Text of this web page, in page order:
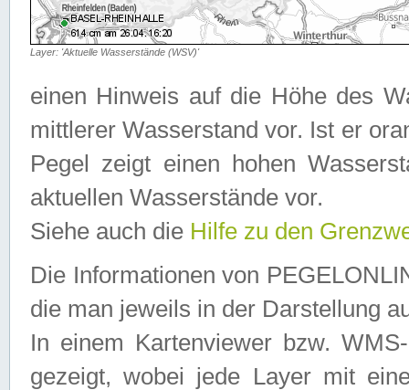
Layer: 'Aktuelle Wasserstände (WSV)'
einen Hinweis auf die Höhe des
mittlerer Wasserstand vor. Ist er
Pegel zeigt einen hohen
aktuellen Wasserstände vor.
Siehe auch die Hilfe zu den
Die Informationen von
die man jeweils in der Darstellung
In einem Kartenviewer bzw.
gezeigt, wobei jede Layer mit